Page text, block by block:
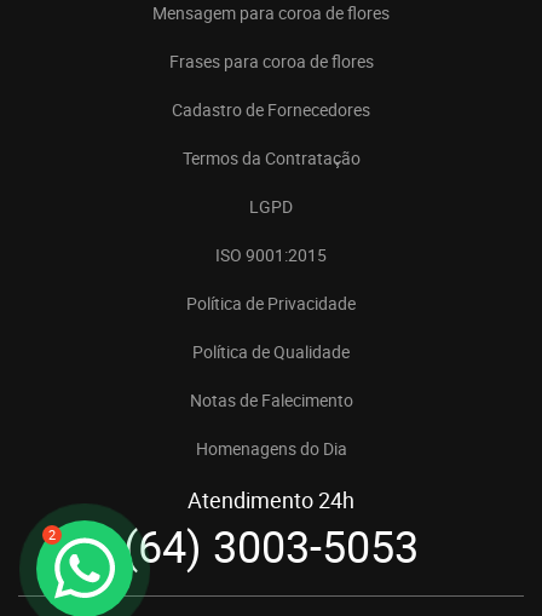
2
Mensagem para coroa de flores
Frases para coroa de flores
Cadastro de Fornecedores
Termos da Contratação
LGPD
ISO 9001:2015
Política de Privacidade
Política de Qualidade
Notas de Falecimento
Homenagens do Dia
Atendimento 24h
(64) 3003-5053